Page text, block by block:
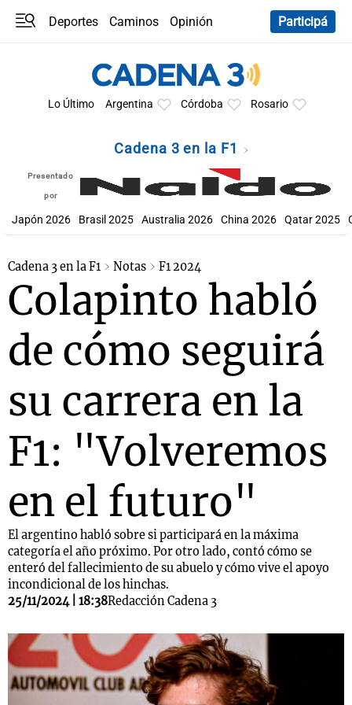
Deportes Caminos
Opinión
Participá
Lo Último Argentina Córdoba Rosario
Cadena 3 en la F1
Presentado
por
Japón 2026 Brasil 2025 Australia 2026 China 2026 Qatar 2025
Cadena 3 en la F1 Notas F1 2024
Colapinto habló
de cómo seguirá
su carrera en la
F1: "Volveremos
en el futuro"
El argentino habló sobre si participará en la máxima
categoría el año próximo. Por otro lado, contó cómo se
enteró del fallecimiento de su abuelo y cómo vive el apoyo
incondicional de los hinchas.
25/11/2024 | 18:38Redacción Cadena 3